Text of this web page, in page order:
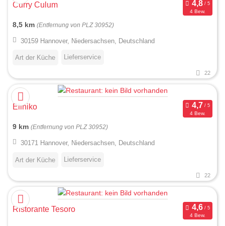
Curry Culum
4 Bew.
8,5 km (Entfernung von PLZ 30952)
30159 Hannover, Niedersachsen, Deutschland
Art der Küche Lieferservice
22
Eliniko
4 Bew.
9 km (Entfernung von PLZ 30952)
30171 Hannover, Niedersachsen, Deutschland
Art der Küche Lieferservice
22
Ristorante Tesoro
4 Bew.